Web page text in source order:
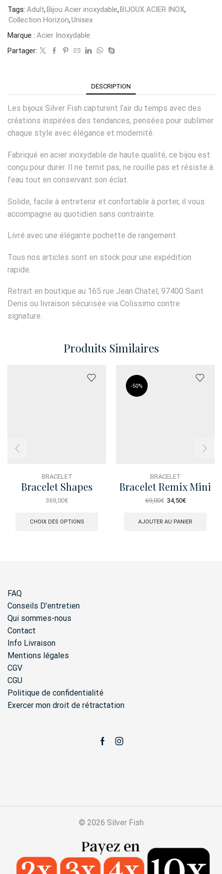
Tags: Adult,Bijou Acier inoxydable,BIJOUX ACIER INOX,
Collection Horizon,Unisex
Marque : Acier Inoxydable
Partager:
DESCRIPTION
Les bijoux Silver Fish capturent l’air du temps avec des
créations inspirées des tendances, pensées pour sublimer
chaque style avec élégance et modernité.
Fabriqué en acier inoxydable de haute qualité, ce bijou est
conçu pour durer. Il ne ternit pas, ne rouille pas et résiste à
l’eau tout en conservant son éclat.
Solide, facile à entretenir et confortable à porter, il vous
accompagne au quotidien sans contrainte.
Livré avec une élégante pochette de rangement.
Tous nos articles sont en stock pour une expédition
rapide.
Retrait en boutique au 165 rue Jean Chatel, 97400 Saint
Denis ou livraison sécurisée via Colissimo contre
signature.
Produits Similaires
BRACELET
Bracelet Shapes
Etoile Diamant
369,00€
CHOIX DES OPTIONS
-50%
BRACELET
Bracelet Remix Mini
Perles Dore
69,00€ Le
initial
34,50€Le
actuel
AJOUTER AU PANIER
FAQ
Conseils D'entretien
Qui sommes-nous
Contact
Info Livraison
Mentions légales
CGV
CGU
Politique de confidentialité
Exercer mon droit de rétractation
FacebookInstagram
© 2026 Silver Fish